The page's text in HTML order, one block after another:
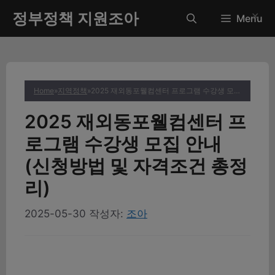
츠
정부정책 지원조아 Menu
Home»지역정책 » 2025 재외동포웰컴센터 프로그램 수강생 모집 안내 (신청방법 및 자격조건 총정리)
2025 재외동포웰컴센터 프
로그램 수강생 모집 안내
(신청방법 및 자격조건 총정
리)
2025-05-30 작성자: 조아
✕